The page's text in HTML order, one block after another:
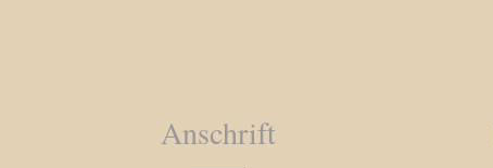
Anschrift